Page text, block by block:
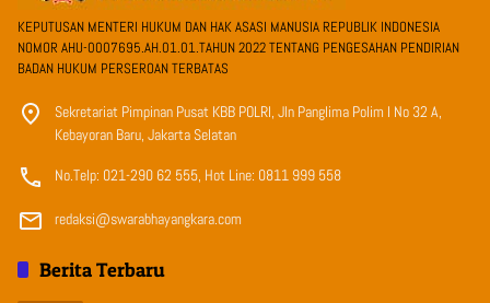
KEPUTUSAN MENTERI HUKUM DAN HAK ASASI MANUSIA REPUBLIK INDONESIA
NOMOR AHU-0007695.AH.01.01.TAHUN 2022 TENTANG PENGESAHAN PENDIRIAN
BADAN HUKUM PERSEROAN TERBATAS
Sekretariat Pimpinan Pusat KBB POLRI, Jln Panglima Polim I No 32 A,
Kebayoran Baru, Jakarta Selatan
No.Telp: 021-290 62 555, Hot Line: 0811 999 558
redaksi@swarabhayangkara.com
Berita Terbaru